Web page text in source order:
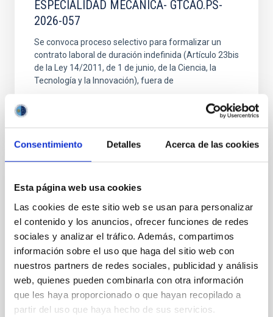
Consentimiento Detalles Acerca de las cookies
Esta página web usa cookies
Las cookies de este sitio web se usan para personalizar
el contenido y los anuncios, ofrecer funciones de redes
sociales y analizar el tráfico. Además, compartimos
información sobre el uso que haga del sitio web con
nuestros partners de redes sociales, publicidad y análisis
web, quienes pueden combinarla con otra información
que les haya proporcionado o que hayan recopilado a
partir del uso que haya hecho de sus servicios.
ESPECIALIDAD MECÁNICA- GTCAO.PS-
2026-057
Se convoca proceso selectivo para formalizar un
contrato laboral de duración indefinida (Artículo 23bis
de la Ley 14/2011, de 1 de junio, de la Ciencia, la
Tecnología y la Innovación), fuera de
PERMANENT (OPEN TO PUBLIC)
UN CONTRATO - TÉCNICO/A DE TALLER -
ESPECIALIDAD MECÁNICA- FIJO
LABORAL - PS-2026-032
Se convoca proceso selectivo para el ingreso, como
personal laboral fijo, de un puesto de trabajo con la
categoría profesional de Técnico/a de Taller, acogido
al Convenio y que tendrá, entre otras